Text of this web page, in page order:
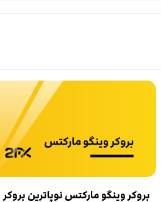
بروکر وینگو مارکتس نوپاترین بروکر